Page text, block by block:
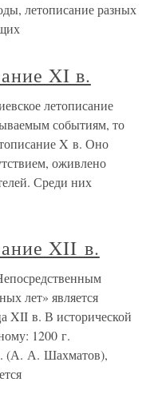
летописание разных
XI в.
летописание
событиям, то
X в. Оно
оживлено
Среди них
XII в.
лет» является
XII в. В исторической
1200 г.
(А. А. Шахматов),